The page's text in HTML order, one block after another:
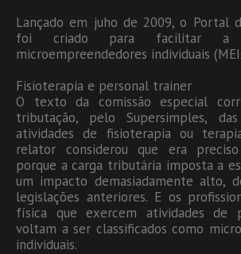
Lançado em juho de 2009, o Portal
foi criado para facilitar a
microempreendedores individuais
Fisioterapia e personal trainer
O texto da comissão especial
tributação, pelo Supersimples,
atividades de fisioterapia ou
relator considerou que era
porque a carga tributária imposta a
um impacto demasiadamente alto,
legislações anteriores. E os
física que exercem atividades de
voltam a ser classificados como
individuais.